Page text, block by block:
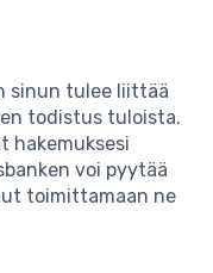
sinun tulee liittää
todistus tuloista.
hakemuksesi
voi pyytää
toimittamaan ne